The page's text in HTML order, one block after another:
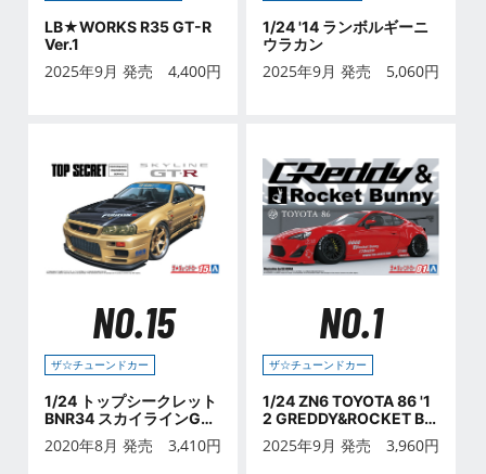
LB★WORKS R35 GT-R
Ver.1
2025年9月 発売 4,400円
1/24 '14 ランボルギーニ
ウラカン
2025年9月 発売 5,060円
NO.15
ザ☆チューンドカー
1/24 トップシークレット
BNR34 スカイラインGT-
R '99 (ニッサン)
2020年8月 発売 3,410円
NO.1
ザ☆チューンドカー
1/24 ZN6 TOYOTA 86 '1
2 GREDDY&ROCKET BU
NNY ENKEI Ver. (トヨタ)
2025年9月 発売 3,960円